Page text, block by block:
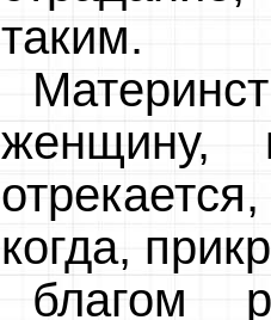
таким.
женщину,
когда,
благом